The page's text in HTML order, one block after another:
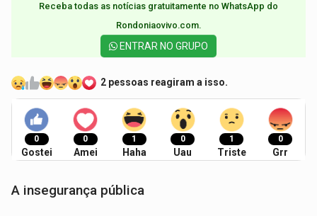
Receba todas as notícias gratuitamente no WhatsApp do
Rondoniaovivo.com.​
ENTRAR NO GRUPO
2 pessoas reagiram a isso.
0
Gostei
0
Amei
1
Haha
0
Uau
1
Triste
0
Grr
A insegurança pública